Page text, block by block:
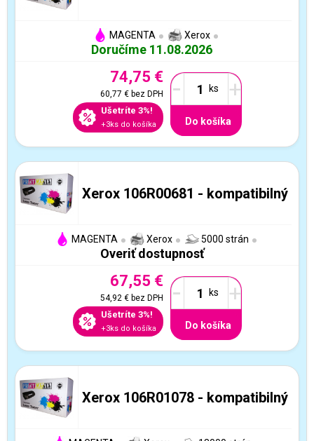
MAGENTA Xerox
Doručíme 11.08.2026
74,75 €
60,77 €bez DPH
Ušetríte 3%!
+3ks do košíka
- +
Do košíka
Xerox 106R00681 - kompatibilný
MAGENTA Xerox 5000 strán
Overiť dostupnosť
67,55 €
54,92 €bez DPH
Ušetríte 3%!
+3ks do košíka
- +
Do košíka
Xerox 106R01078 - kompatibilný